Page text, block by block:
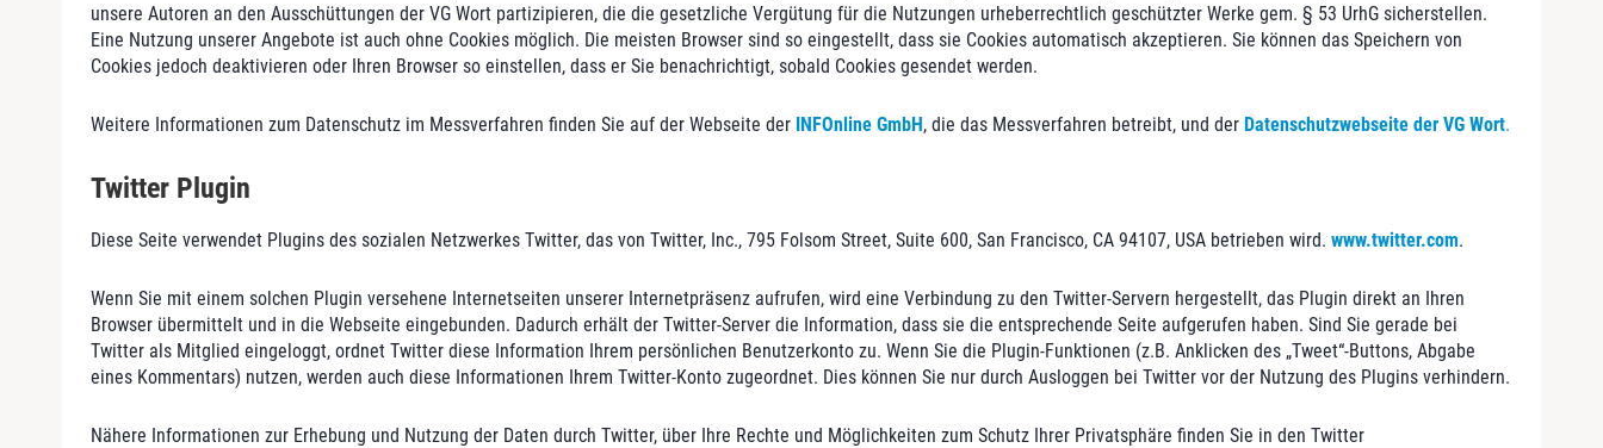
unsere Autoren an den Ausschüttungen der VG Wort partizipieren, die die gesetzliche Vergütung für die Nutzungen urheberrechtlich geschützter Werke gem. § 53 UrhG sicherstellen.
Eine Nutzung unserer Angebote ist auch ohne Cookies möglich. Die meisten Browser sind so eingestellt, dass sie Cookies automatisch akzeptieren. Sie können das Speichern von
Cookies jedoch deaktivieren oder Ihren Browser so einstellen, dass er Sie benachrichtigt, sobald Cookies gesendet werden.
Weitere Informationen zum Datenschutz im Messverfahren finden Sie auf der Webseite der INFOnline GmbH, die das Messverfahren betreibt, und der Datenschutzwebseite der VG Wort.
Twitter Plugin
Diese Seite verwendet Plugins des sozialen Netzwerkes Twitter, das von Twitter, Inc., 795 Folsom Street, Suite 600, San Francisco, CA 94107, USA betrieben wird. www.twitter.com.
Wenn Sie mit einem solchen Plugin versehene Internetseiten unserer Internetpräsenz aufrufen, wird eine Verbindung zu den Twitter-Servern hergestellt, das Plugin direkt an Ihren
Browser übermittelt und in die Webseite eingebunden. Dadurch erhält der Twitter-Server die Information, dass sie die entsprechende Seite aufgerufen haben. Sind Sie gerade bei
Twitter als Mitglied eingeloggt, ordnet Twitter diese Information Ihrem persönlichen Benutzerkonto zu. Wenn Sie die Plugin-Funktionen (z.B. Anklicken des „Tweet“-Buttons, Abgabe
eines Kommentars) nutzen, werden auch diese Informationen Ihrem Twitter-Konto zugeordnet. Dies können Sie nur durch Ausloggen bei Twitter vor der Nutzung des Plugins verhindern.
Nähere Informationen zur Erhebung und Nutzung der Daten durch Twitter, über Ihre Rechte und Möglichkeiten zum Schutz Ihrer Privatsphäre finden Sie in den Twitter